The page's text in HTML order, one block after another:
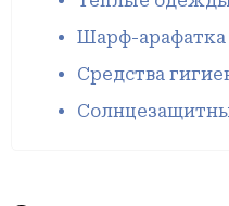
Шарф-арафатка
Средства